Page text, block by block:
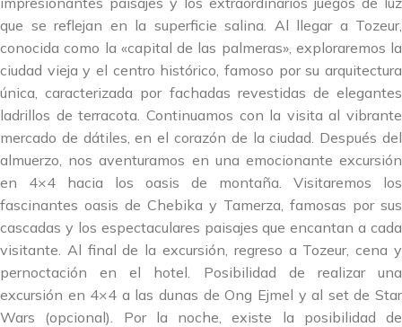
que se reflejan en la superficie salina. Al llegar a Tozeur,
conocida como la «capital de las palmeras», exploraremos la
ciudad vieja y el centro histórico, famoso por su arquitectura
única, caracterizada por fachadas revestidas de elegantes
ladrillos de terracota. Continuamos con la visita al vibrante
mercado de dátiles, en el corazón de la ciudad. Después del
almuerzo, nos aventuramos en una emocionante excursión
en 4×4 hacia los oasis de montaña. Visitaremos los
fascinantes oasis de Chebika y Tamerza, famosas por sus
cascadas y los espectaculares paisajes que encantan a cada
visitante. Al final de la excursión, regreso a Tozeur, cena y
pernoctación en el hotel. Posibilidad de realizar una
excursión en 4×4 a las dunas de Ong Ejmel y al set de Star
Wars (opcional). Por la noche, existe la posibilidad de